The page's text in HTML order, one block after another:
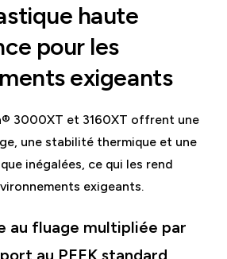
haute
pour les
exigeants
3000XT et 3160XT offrent une
une stabilité thermique et une
inégalées, ce qui les rend
exigeants.
au fluage multipliée par
au PEEK standard